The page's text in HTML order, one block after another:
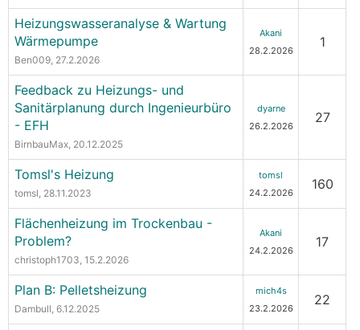
Heizungswasseranalyse & Wartung
Wärmepumpe
Ben009, 27.2.2026
Akani
28.2.2026
1
Feedback zu Heizungs- und
Sanitärplanung durch Ingenieurbüro
- EFH
BirnbauMax, 20.12.2025
dyarne
26.2.2026
27
Tomsl's Heizung
tomsl, 28.11.2023
tomsl
24.2.2026
160
Flächenheizung im Trockenbau -
Problem?
christoph1703, 15.2.2026
Akani
24.2.2026
17
Plan B: Pelletsheizung
Dambull, 6.12.2025
mich4s
23.2.2026
22